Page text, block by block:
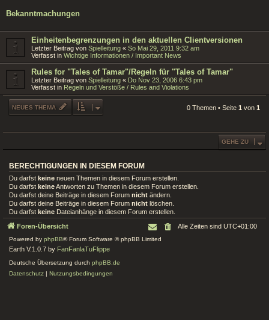
Bekanntmachungen
Einheitenbegrenzungen in den aktuellen Clientversionen
Letzter Beitrag von Spielleitung « So Mai 29, 2011 9:32 am
Verfasst in Wichtige Informationen / Important News
Rules for "Tales of Tamar"/Regeln für "Tales of Tamar"
Letzter Beitrag von Spielleitung « Do Nov 23, 2006 6:43 pm
Verfasst in Regeln und Verstöße / Rules and Violations
NEUES THEMA 0 Themen • Seite 1 von 1
GEHE ZU
BERECHTIGUNGEN IN DIESEM FORUM
Du darfst keine neuen Themen in diesem Forum erstellen.
Du darfst keineAntworten zu Themen in diesem Forum erstellen.
Du darfst deine Beiträge in diesem Forum nicht ändern.
Du darfst deine Beiträge in diesem Forum nicht löschen.
Du darfst keine Dateianhänge in diesem Forum erstellen.
Foren-Übersicht Alle Zeiten sind UTC+01:00
Powered by phpBB® Forum Software © phpBB Limited
Earth V.1.0.7 by FanFanlaTuFlippe
Deutsche Übersetzung durch phpBB.de
Datenschutz | Nutzungsbedingungen